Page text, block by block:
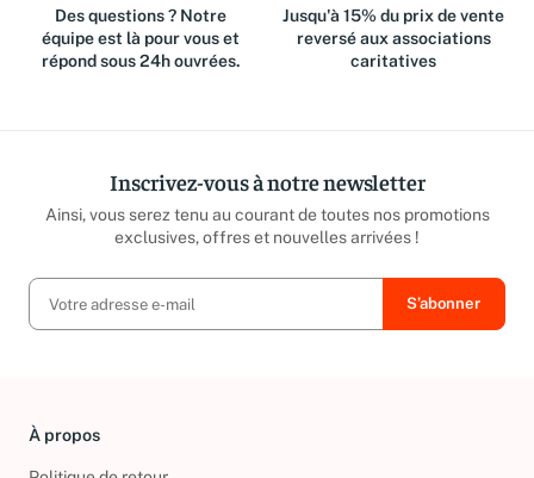
Des questions ? Notre
équipe est là pour vous et
répond sous 24h ouvrées.
Jusqu'à 15% du prix de vente
reversé aux associations
caritatives
Inscrivez-vous à notre newsletter
Ainsi, vous serez tenu au courant de toutes nos promotions
exclusives, offres et nouvelles arrivées !
À propos